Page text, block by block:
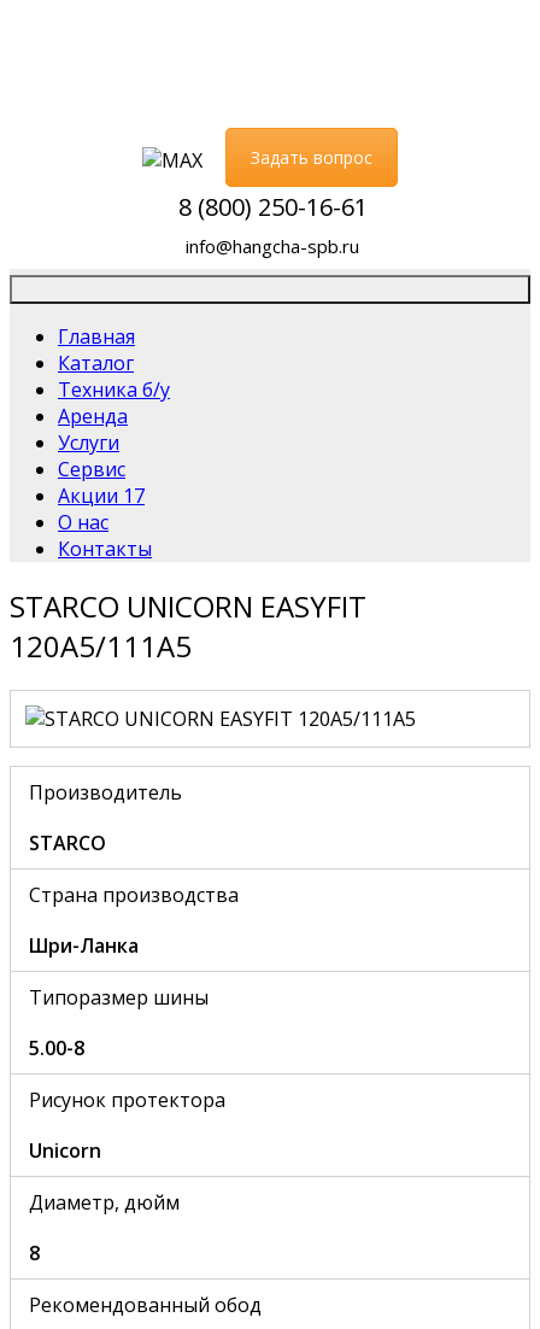
Задать вопрос
8 (800) 250-16-61
info@hangcha-spb.ru
Главная
Каталог
Техника б/у
Аренда
Услуги
Сервис
Акции 17
О нас
Контакты
STARCO UNICORN EASYFIT
120A5/111A5
Производитель
STARCO
Страна производства
Шри-Ланка
Типоразмер шины
5.00-8
Рисунок протектора
Unicorn
Диаметр, дюйм
8
Рекомендованный обод